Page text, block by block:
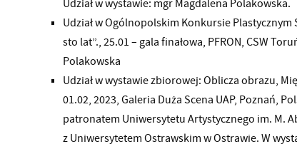
Udział w wystawie: mgr Magdalena Polakowska.
Udział w Ogólnopolskim Konkursie
sto lat”., 25.01 – gala finałowa, PFRON, CSW
Polakowska
Udział w wystawie zbiorowej: Oblicza obrazu,
01.02, 2023, Galeria Duża Scena UAP, Poznań,
patronatem Uniwersytetu Artystycznego im. M.
z Uniwersytetem Ostrawskim w Ostrawie. W